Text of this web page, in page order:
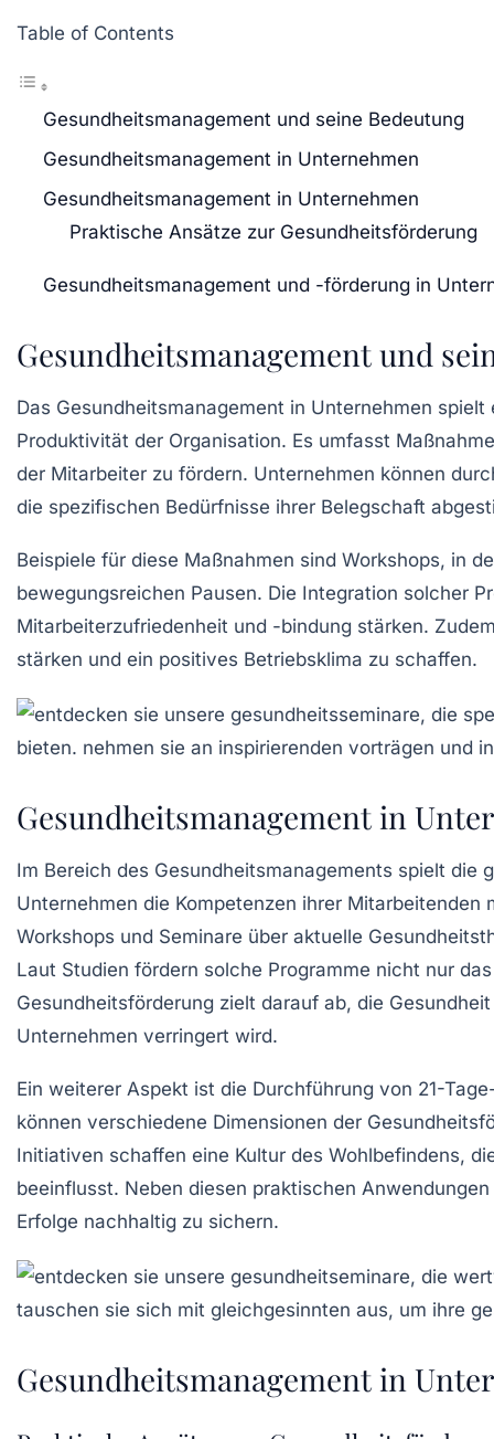
Table of Contents
Gesundheitsmanagement und seine Bedeutung
Gesundheitsmanagement in Unternehmen
Gesundheitsmanagement in Unternehmen
Praktische Ansätze zur Gesundheitsförderung
Gesundheitsmanagement und -förderung in
Gesundheitsmanagement und
Das Gesundheitsmanagement in Unternehmen spielt
Produktivität der Organisation. Es umfasst
der Mitarbeiter zu fördern. Unternehmen können
die spezifischen Bedürfnisse ihrer Belegschaft
Beispiele für diese Maßnahmen sind Workshops, in
bewegungsreichen Pausen. Die Integration solcher
Mitarbeiterzufriedenheit und -bindung stärken.
stärken und ein positives Betriebsklima zu schaffen.
Gesundheitsmanagement in
Im Bereich des Gesundheitsmanagements spielt die
Unternehmen die Kompetenzen ihrer Mitarbeitenden
Workshops und Seminare über aktuelle
Laut Studien fördern solche Programme nicht nur
Gesundheitsförderung zielt darauf ab, die
Unternehmen verringert wird.
Ein weiterer Aspekt ist die Durchführung von 21-
können verschiedene Dimensionen der
Initiativen schaffen eine Kultur des Wohlbefindens,
beeinflusst. Neben diesen praktischen
Erfolge nachhaltig zu sichern.
Gesundheitsmanagement in